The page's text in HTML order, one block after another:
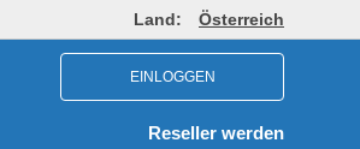
Land: Österreich
EINLOGGEN
Reseller werden